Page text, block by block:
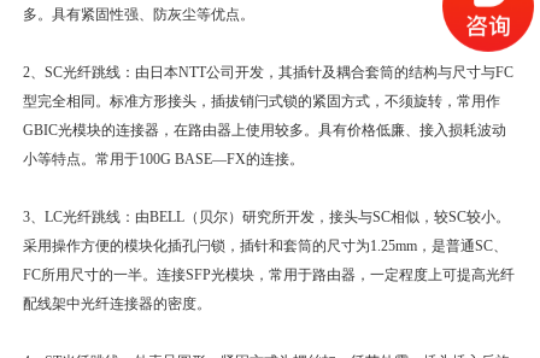
多。具有紧固性强、防灰尘等优点。
2、SC光纤跳线：由日本NTT公司开发，其插针及耦合套筒的结构与尺寸与FC
型完全相同。标准方形接头，插拔销闩式锁的紧固方式，不须旋转，常用作
GBIC光模块的连接器，在路由器上使用较多。具有价格低廉、接入损耗波动
小等特点。常用于100G BASE—FX的连接。
3、LC光纤跳线：由BELL（贝尔）研究所开发，接头与SC相似，较SC较小。
采用操作方便的模块化插孔闩锁，插针和套筒的尺寸为1.25mm，是普通SC、
FC所用尺寸的一半。连接SFP光模块，常用于路由器，一定程度上可提高光纤
配线架中光纤连接器的密度。